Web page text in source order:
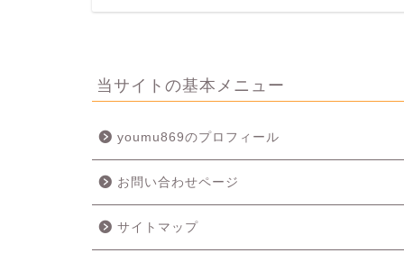
当サイトの基本メニュー
youmu869のプロフィール
お問い合わせページ
サイトマップ